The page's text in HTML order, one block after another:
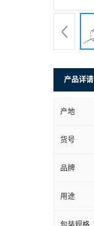
产品详请
产地
货号
品牌
用途